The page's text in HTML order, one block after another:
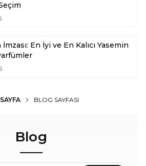
En İyi ve En Kalıcı Yasemin
BLOG SAYFASI
Blog